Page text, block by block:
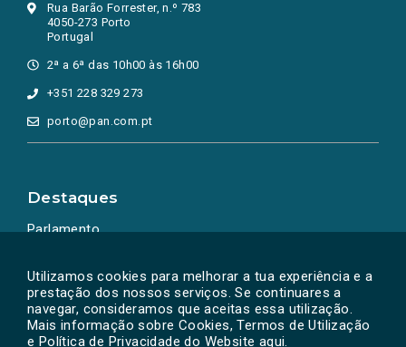
Utilizamos cookies para melhorar a tua experiência e a
prestação dos nossos serviços. Se continuares a
navegar, consideramos que aceitas essa utilização.
Mais informação sobre Cookies, Termos de Utilização
e Política de Privacidade do Website aqui.
Rua Barão Forrester, n.º 783
4050-273 Porto
Portugal
2ª a 6ª das 10h00 às 16h00
+351 228 329 273
porto@pan.com.pt
Destaques
Parlamento